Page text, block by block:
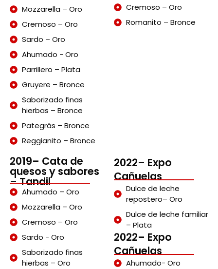
Mozzarella – Oro
Cremoso – Oro
Sardo – Oro
Ahumado - Oro
Parrillero – Plata
Gruyere – Bronce
Saborizado finas
hierbas – Bronce
Pategrás – Bronce
Reggianito – Bronce
Cremoso – Oro
Romanito – Bronce
2019– Cata de
quesos y sabores
– Tandil
Ahumado – Oro
Mozzarella – Oro
Cremoso – Oro
Sardo - Oro
Saborizado finas
hierbas – Oro
2022– Expo
Cañuelas
Dulce de leche
repostero– Oro
Dulce de leche familiar
– Plata
2022– Expo
Cañuelas
Ahumado- Oro